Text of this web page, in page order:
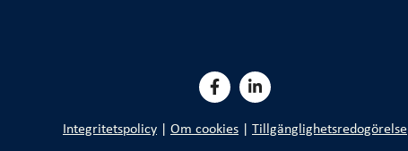
Integritetspolicy | Om cookies | Tillgänglighetsredogörelse